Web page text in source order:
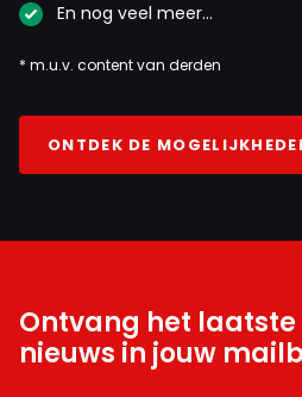
En nog veel meer…
* m.u.v. content van derden
ONTDEK DE
Ontvang het laatste
nieuws in jouw